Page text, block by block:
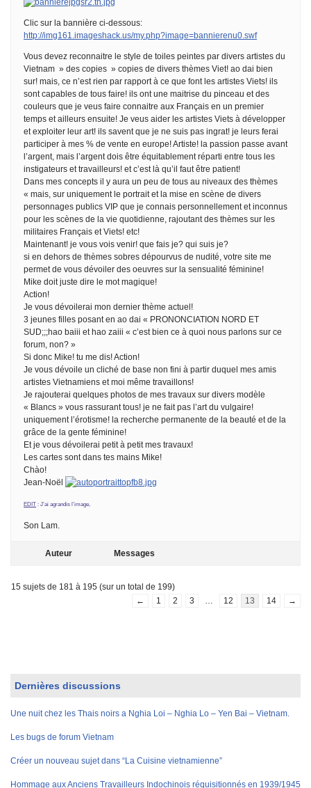
Clic sur la bannière ci-dessous:
http://img161.imageshack.us/my.php?image=bannierenu0.swf
Vous devez reconnaitre le style de toiles peintes par divers artistes du
Vietnam » des copies » copies de divers thèmes Viet! ao dai bien
sur! mais, ce n’est rien par rapport à ce que font les artistes Viets! ils
sont capables de tous faire! ils ont une maitrise du pinceau et des
couleurs que je veus faire connaitre aux Français en un premier
temps et ailleurs ensuite! Je veus aider les artistes Viets à développer
et exploiter leur art! ils savent que je ne suis pas ingrat! je leurs ferai
participer à mes % de vente en europe! Artiste! la passion passe avant
l’argent, mais l’argent dois être équitablement réparti entre tous les
instigateurs et travailleurs! et c’est là qu’il faut être patient!
Dans mes concepts il y aura un peu de tous au niveaux des thèmes
« mais, sur uniquement le portrait et la mise en scène de divers
personnages publics VIP que je connais personnellement et inconnus
pour les scènes de la vie quotidienne, rajoutant des thèmes sur les
militaires Français et Viets! etc!
Maintenant! je vous vois venir! que fais je? qui suis je?
si en dehors de thèmes sobres dépourvus de nudité, votre site me
permet de vous dévoiler des oeuvres sur la sensualité féminine!
Mike doit juste dire le mot magique!
Action!
Je vous dévoilerai mon dernier thème actuel!
3 jeunes filles posant en ao dai « PRONONCIATION NORD ET
SUD;;;hao baiii et hao zaiii « c’est bien ce à quoi nous parlons sur ce
forum, non? »
Si donc Mike! tu me dis! Action!
Je vous dévoile un cliché de base non fini à partir duquel mes amis
artistes Vietnamiens et moi même travaillons!
Je rajouterai quelques photos de mes travaux sur divers modèle
« Blancs » vous rassurant tous! je ne fait pas l’art du vulgaire!
uniquement l’érotisme! la recherche permanente de la beauté et de la
grâce de la gente féminine!
Et je vous dévoilerai petit à petit mes travaux!
Les cartes sont dans tes mains Mike!
Chào!
Jean-Noël
EDIT : J’ai agrandis l’image,
Son Lam.
Auteur Messages
15 sujets de 181 à 195 (sur un total de 199)
←
1 2 3 12 13 14 →
Dernières discussions
Une nuit chez les Thais noirs a Nghia Loi – Nghia Lo – Yen Bai – Vietnam.
Les bugs de forum Vietnam
Créer un nouveau sujet dans “La Cuisine vietnamienne”
Hommage aux Anciens Travailleurs Indochinois réquisitionnés en 1939/1945